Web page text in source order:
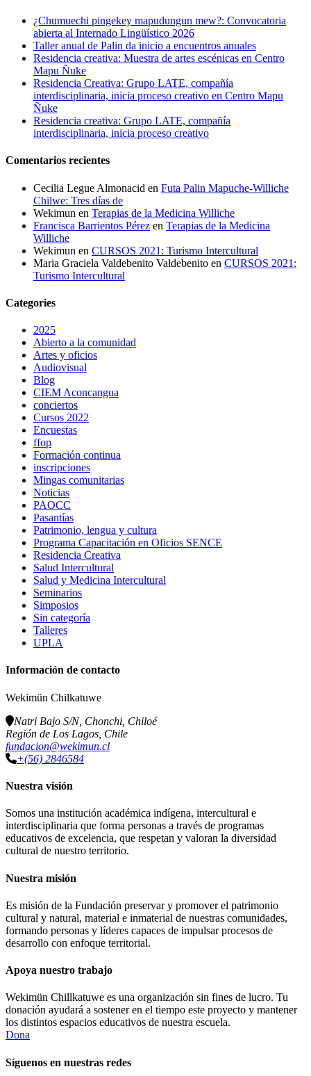
¿Chumuechi pingekey mapudungun mew?: Convocatoria
abierta al Internado Lingüístico 2026
Taller anual de Palin da inicio a encuentros anuales
Residencia creativa: Muestra de artes escénicas en Centro
Mapu Ñuke
Residencia Creativa: Grupo LATE, compañía
interdisciplinaria, inicia proceso creativo en Centro Mapu
Ñuke
Residencia creativa: Grupo LATE, compañía
interdisciplinaria, inicia proceso creativo
Comentarios recientes
Cecilia Legue Almonacid en Futa Palin Mapuche-Williche
Chilwe: Tres días de
Wekimun en Terapias de la Medicina Williche
Francisca Barrientos Pérez en Terapias de la Medicina
Williche
Wekimun en CURSOS 2021: Turismo Intercultural
Maria Graciela Valdebenito Valdebenito en CURSOS 2021:
Turismo Intercultural
Categories
2025
Abierto a la comunidad
Artes y oficios
Audiovisual
Blog
CIEM Aconcangua
conciertos
Cursos 2022
Encuestas
ffop
Formación continua
inscripciones
Mingas comunitarias
Noticias
PAOCC
Pasantías
Patrimonio, lengua y cultura
Programa Capacitación en Oficios SENCE
Residencia Creativa
Salud Intercultural
Salud y Medicina Intercultural
Seminarios
Simposios
Sin categoría
Talleres
UPLA
Información de contacto
Wekimün Chilkatuwe
Natri Bajo S/N, Chonchi, Chiloé
Región de Los Lagos, Chile
fundacion@wekimun.cl
+(56) 2846584
Nuestra visión
Somos una institución académica indígena, intercultural e
interdisciplinaria que forma personas a través de programas
educativos de excelencia, que respetan y valoran la diversidad
cultural de nuestro territorio.
Nuestra misión
Es misión de la Fundación preservar y promover el patrimonio
cultural y natural, material e inmaterial de nuestras comunidades,
formando personas y líderes capaces de impulsar procesos de
desarrollo con enfoque territorial.
Apoya nuestro trabajo
Wekimün Chillkatuwe es una organización sin fines de lucro. Tu
donación ayudará a sostener en el tiempo este proyecto y mantener
los distintos espacios educativos de nuestra escuela.
Dona
Síguenos en nuestras redes